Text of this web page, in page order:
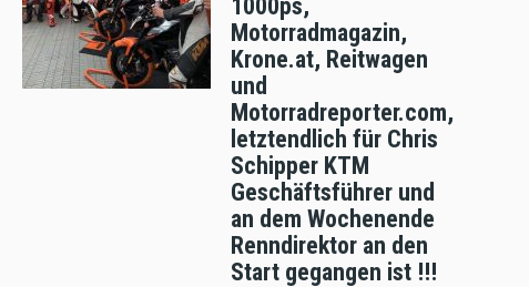
1000ps,
Motorradmagazin,
Krone.at, Reitwagen
und
Motorradreporter.com,
letztendlich für Chris
Schipper KTM
Geschäftsführer und
an dem Wochenende
Renndirektor an den
Start gegangen ist !!!